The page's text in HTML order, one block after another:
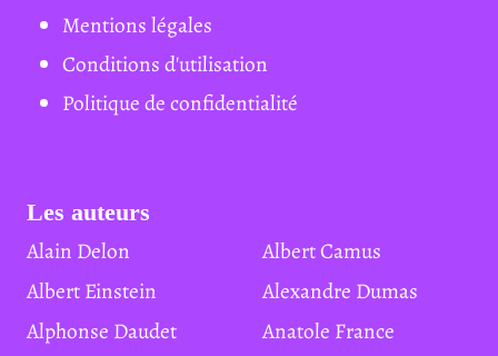
Mentions légales
Conditions d'utilisation
Politique de confidentialité
Les auteurs
Alain Delon
Albert Camus
Albert Einstein
Alexandre Dumas
Alphonse Daudet
Anatole France